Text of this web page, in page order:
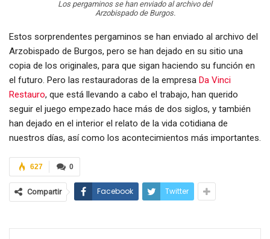
Los pergaminos se han enviado al archivo del
Arzobispado de Burgos.
Estos sorprendentes pergaminos se han enviado al archivo del
Arzobispado de Burgos, pero se han dejado en su sitio una
copia de los originales, para que sigan haciendo su función en
el futuro. Pero las restauradoras de la empresa Da Vinci
Restauro, que está llevando a cabo el trabajo, han querido
seguir el juego empezado hace más de dos siglos, y también
han dejado en el interior el relato de la vida cotidiana de
nuestros días, así como los acontecimientos más importantes.
0
627
Compartir Facebook Twitter